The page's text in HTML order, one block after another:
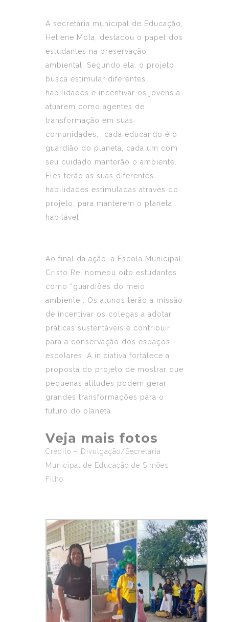
A secretária municipal de Educação,
Heliene Mota, destacou o papel dos
estudantes na preservação
ambiental. Segundo ela, o projeto
busca estimular diferentes
habilidades e incentivar os jovens a
atuarem como agentes de
transformação em suas
comunidades. “cada educando é o
guardião do planeta, cada um com
seu cuidado manterão o ambiente.
Eles terão as suas diferentes
habilidades estimuladas através do
projeto, para manterem o planeta
habitável”
Ao final da ação, a Escola Municipal
Cristo Rei nomeou oito estudantes
como “guardiões do meio
ambiente”. Os alunos terão a missão
de incentivar os colegas a adotar
práticas sustentáveis e contribuir
para a conservação dos espaços
escolares. A iniciativa fortalece a
proposta do projeto de mostrar que
pequenas atitudes podem gerar
grandes transformações para o
futuro do planeta.
Veja mais fotos
Crédito – Divulgação/Secretaria
Municipal de Educação de Simões
Filho